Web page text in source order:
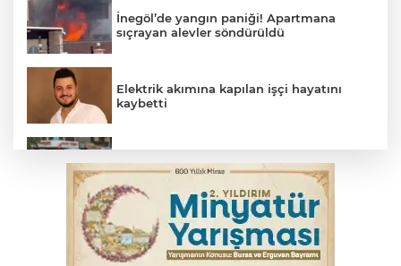
İnegöl’de yangın paniği! Apartmana
sıçrayan alevler söndürüldü
Elektrik akımına kapılan işçi hayatını
kaybetti
Bursa’da bugün hava nasıl olacak?
İş makinesinin camına kafasını çarpan
operatör yaralandı